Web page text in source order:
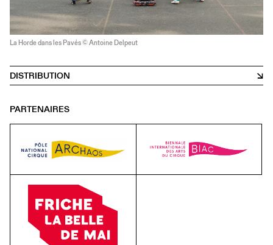
La Horde dans les Pavés © Antoine Delpeut
DISTRIBUTION
PARTENAIRES